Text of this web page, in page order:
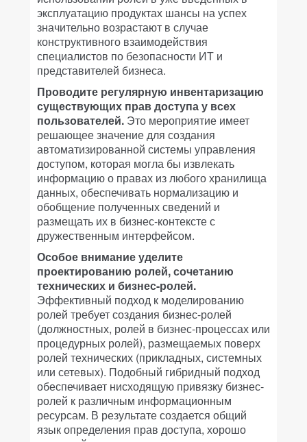
эксплуатацию продуктах шансы на успех
значительно возрастают в случае
конструктивного взаимодействия
специалистов по безопасности ИТ и
представителей бизнеса.
Проводите регулярную инвентаризацию
существующих прав доступа у всех
пользователей. Это мероприятие имеет
решающее значение для создания
автоматизированной системы управления
доступом, которая могла бы извлекать
информацию о правах из любого хранилища
данных, обеспечивать нормализацию и
обобщение полученных сведений и
размещать их в бизнес-контексте с
дружественным интерфейсом.
Особое внимание уделите
проектированию ролей, сочетанию
технических и бизнес-ролей.
Эффективный подход к моделированию
ролей требует создания бизнес-ролей
(должностных, ролей в бизнес-процессах или
процедурных ролей), размещаемых поверх
ролей технических (прикладных, системных
или сетевых). Подобный гибридный подход
обеспечивает нисходящую привязку бизнес-
ролей к различным информационным
ресурсам. В результате создается общий
язык определения прав доступа, хорошо